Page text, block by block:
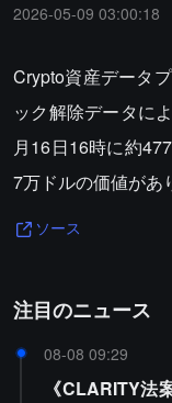
2026-05-09 03:00:18
Crypto資産データ
ック解除データに
月16日16時に約
7万ドルの価値があ
ソース
注目のニュース
08-08 09:29
《CLARITY法